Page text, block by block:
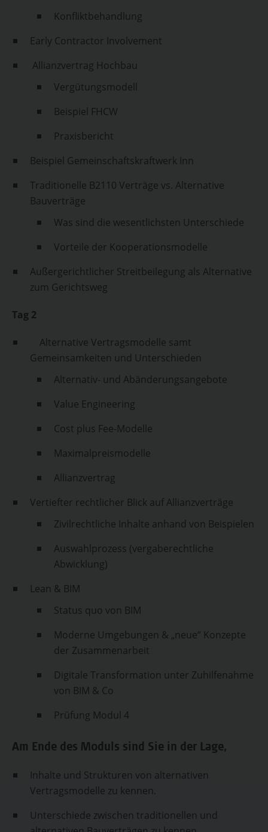
Konfliktbehandlung
Early Contractor Involvement
Allianzvertrag Hochbau
Vergütungsmodell
Beispiel FHCW
Praxisbericht
Beispiel Gemeinschaftskraftwerk Inn
Traditionelle B2110 Verträge vs. Alternative
Bauverträge
Was sind die wesentlichsten Unterschiede
Vorteile der Kooperationsmodelle
Außergerichtlicher Streitbeilegung als Alternative
zum Gerichtsweg
Tag 2
Alternative Vertragsmodelle samt
Gemeinsamkeiten und Unterschieden
Alternativ- und Abänderungsangebote
Value Engineering
Cost plus Fee-Modelle
Maximalpreismodelle
Allianzvertrag
Vertiefter rechtlicher Blick auf Allianzverträge
Zivilrechtliche Inhalte anhand von Beispielen
Auswahlprozess (vergaberechtliche
Abwicklung)
Lean & BIM
Status quo von BIM
Moderne Umgebungen & „neue“ Konzepte
der Zusammenarbeit
Digitale Transformation unter Zuhilfenahme
von BIM & Co
Prüfung Modul 4
Am Ende des Moduls sind Sie in der Lage,
Inhalte und Strukturen von alternativen
Vertragsmodelle zu kennen.
Unterschiede zwischen traditionellen und